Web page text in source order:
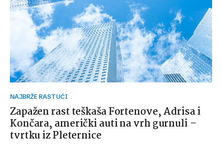
NAJBRŽE RASTUĆI
Zapažen rast teškaša Fortenove, Adrisa i
Končara, američki auti na vrh gurnuli –
tvrtku iz Pleternice